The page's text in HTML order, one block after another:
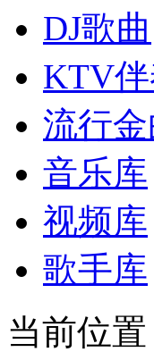
DJ歌曲
KTV
流行金
音乐库
视频库
歌手库
当前位置